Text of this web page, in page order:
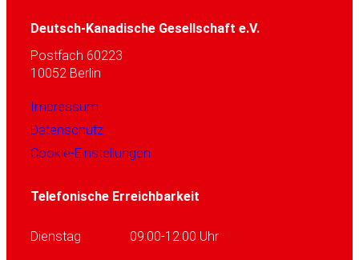
Deutsch-Kanadische Gesellschaft e.V.
Postfach 60223
10052 Berlin
Impressum
Datenschutz
Cookie-Einstellungen
Telefonische Erreichbarkeit
Dienstag 09:00-12:00 Uhr